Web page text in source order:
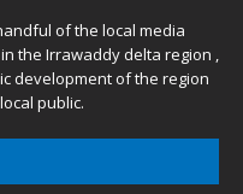
of the local media
the Irrawaddy delta region ,
development of the region
public.